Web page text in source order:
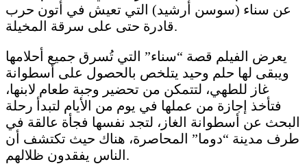
عن سناء (سوسن أرشيد) التي تعيش في أتون حرب
قادرة حتى على سرقة المخيلة.
يعرض الفيلم قصة “سناء” التي تُسرق جميع أحلامها
ويبقى لها حلم وحيد يتلخص بالحصول على أسطوانة
غاز للطهي، لتتمكن من تحضير وجبة طعام لابنها،
فتأخذ إجازة من عملها في يوم من الأيام لتبدأ رحلة
البحث عن أسطوانة الغاز، لتجد نفسها فجأة عالقة في
طرف مدينة “دوما” المحاصرة، هناك حيث تكتشف أن
الناس يفقدون ظلالهم.